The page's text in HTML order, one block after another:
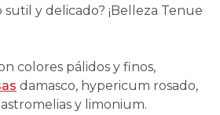
y delicado? ¡Belleza Tenue
colores pálidos y finos,
damasco, hypericum rosado,
astromelias y limonium.